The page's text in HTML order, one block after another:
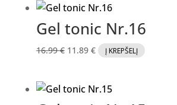
29.00 €.24.65 €.
Gel tonic Nr.16
16.99€ Original
16.99 €.
11.89 €Current
11.89 €.
Į KREPŠELĮ